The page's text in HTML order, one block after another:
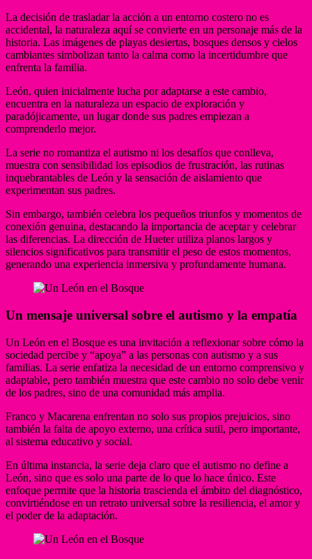
La decisión de trasladar la acción a un entorno costero no es
accidental, la naturaleza aquí se convierte en un personaje más de la
historia. Las imágenes de playas desiertas, bosques densos y cielos
cambiantes simbolizan tanto la calma como la incertidumbre que
enfrenta la familia.
León, quien inicialmente lucha por adaptarse a este cambio,
encuentra en la naturaleza un espacio de exploración y
paradójicamente, un lugar donde sus padres empiezan a
comprenderlo mejor.
La serie no romantiza el autismo ni los desafíos que conlleva,
muestra con sensibilidad los episodios de frustración, las rutinas
inquebrantables de León y la sensación de aislamiento que
experimentan sus padres.
Sin embargo, también celebra los pequeños triunfos y momentos de
conexión genuina, destacando la importancia de aceptar y celebrar
las diferencias. La dirección de Hueter utiliza planos largos y
silencios significativos para transmitir el peso de estos momentos,
generando una experiencia inmersiva y profundamente humana.
Un mensaje universal sobre el autismo y la empatía
Un León en el Bosque es una invitación a reflexionar sobre cómo la
sociedad percibe y “apoya” a las personas con autismo y a sus
familias. La serie enfatiza la necesidad de un entorno comprensivo y
adaptable, pero también muestra que este cambio no solo debe venir
de los padres, sino de una comunidad más amplia.
Franco y Macarena enfrentan no solo sus propios prejuicios, sino
también la falta de apoyo externo, una crítica sutil, pero importante,
al sistema educativo y social.
En última instancia, la serie deja claro que el autismo no define a
León, sino que es solo una parte de lo que lo hace único. Este
enfoque permite que la historia trascienda el ámbito del diagnóstico,
convirtiéndose en un retrato universal sobre la resiliencia, el amor y
el poder de la adaptación.